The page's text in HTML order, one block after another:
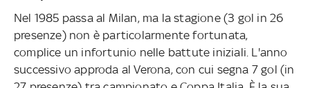
Nel 1985 passa al Milan, ma la stagione (3 gol in 26
presenze) non è particolarmente fortunata,
complice un infortunio nelle battute iniziali. L'anno
successivo approda al Verona, con cui segna 7 gol (in